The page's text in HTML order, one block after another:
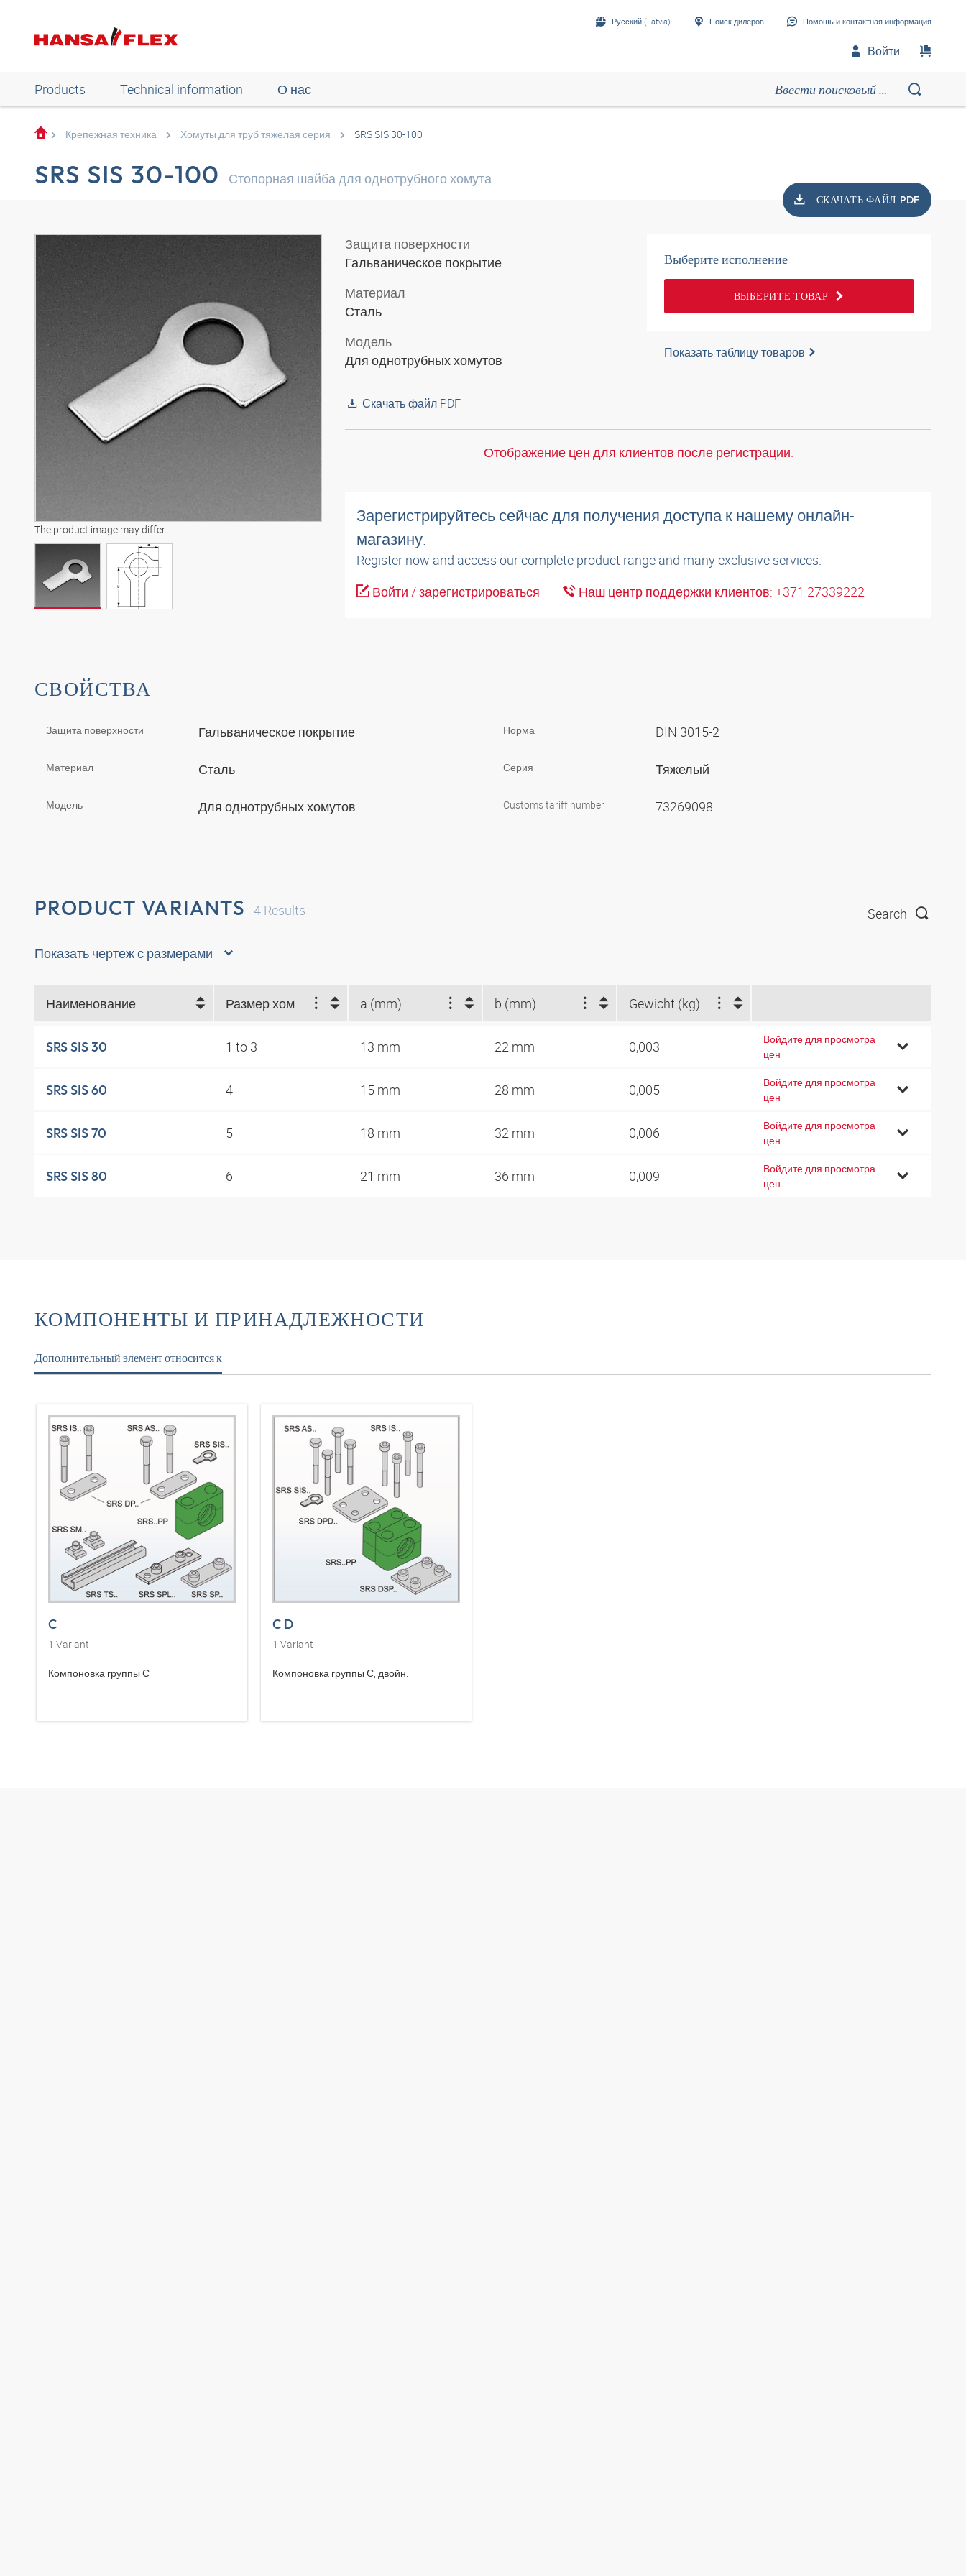
Русский (Latvia) Поиск дилеров Помощь и контактная информация
Войти
Products Technical information О нас
Крепежная техника Хомуты для труб тяжелая серия SRS SIS 30-100
SRS SIS 30-100 Стопорная шайба для однотрубного хомута
СКАЧАТЬ ФАЙЛ PDF
The product image may differ
Защита поверхности
Гальваническое покрытие
Материал
Сталь
Модель
Для однотрубных хомутов
Скачать файл PDF
Выберите исполнение
ВЫБЕРИТЕ ТОВАР
Показать таблицу товаров
Отображение цен для клиентов после регистрации.
Зарегистрируйтесь сейчас для получения доступа к нашему онлайн-
магазину.
Register now and access our complete product range and many exclusive services.
Войти / зарегистрироваться
Наш центр поддержки клиентов: +371 27339222
СВОЙСТВА
Защита поверхности Гальваническое покрытие
Материал Сталь
Модель Для однотрубных хомутов
Норма DIN 3015-2
Серия Тяжелый
Customs tariff number 73269098
PRODUCT VARIANTS 4 Results Search
Показать чертеж с размерами
Наименование Размер хомута a (mm) b (mm) Gewicht (kg)
SRS SIS 30 1 to 3 13 mm 22 mm 0,003
Войдите для просмотра
цен
SRS SIS 60 4 15 mm 28 mm 0,005
Войдите для просмотра
цен
SRS SIS 70 5 18 mm 32 mm 0,006
Войдите для просмотра
цен
SRS SIS 80 6 21 mm 36 mm 0,009
Войдите для просмотра
цен
КОМПОНЕНТЫ И ПРИНАДЛЕЖНОСТИ
Дополнительный элемент относится к
C
1 Variant
Компоновка группы С
C D
1 Variant
Компоновка группы С, двойн.